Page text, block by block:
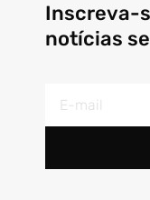
Inscreva-
notícias
mail